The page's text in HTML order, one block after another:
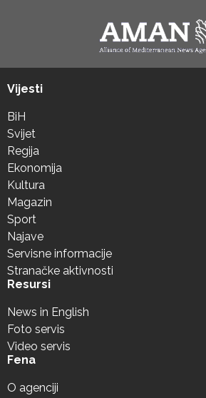
Vijesti
BiH
Svijet
Regija
Ekonomija
Kultura
Magazin
Sport
Najave
Servisne informacije
Stranačke aktivnosti
Resursi
News in English
Foto servis
Video servis
Fena
O agenciji